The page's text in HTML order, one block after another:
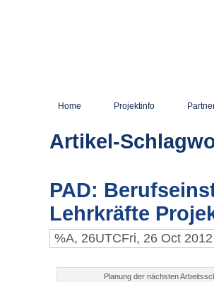
Home Projektinfo
Artikel-
PAD:
Lehrkräfte
%A, 26UTCFri, 26 Oct
Planung der nächsten